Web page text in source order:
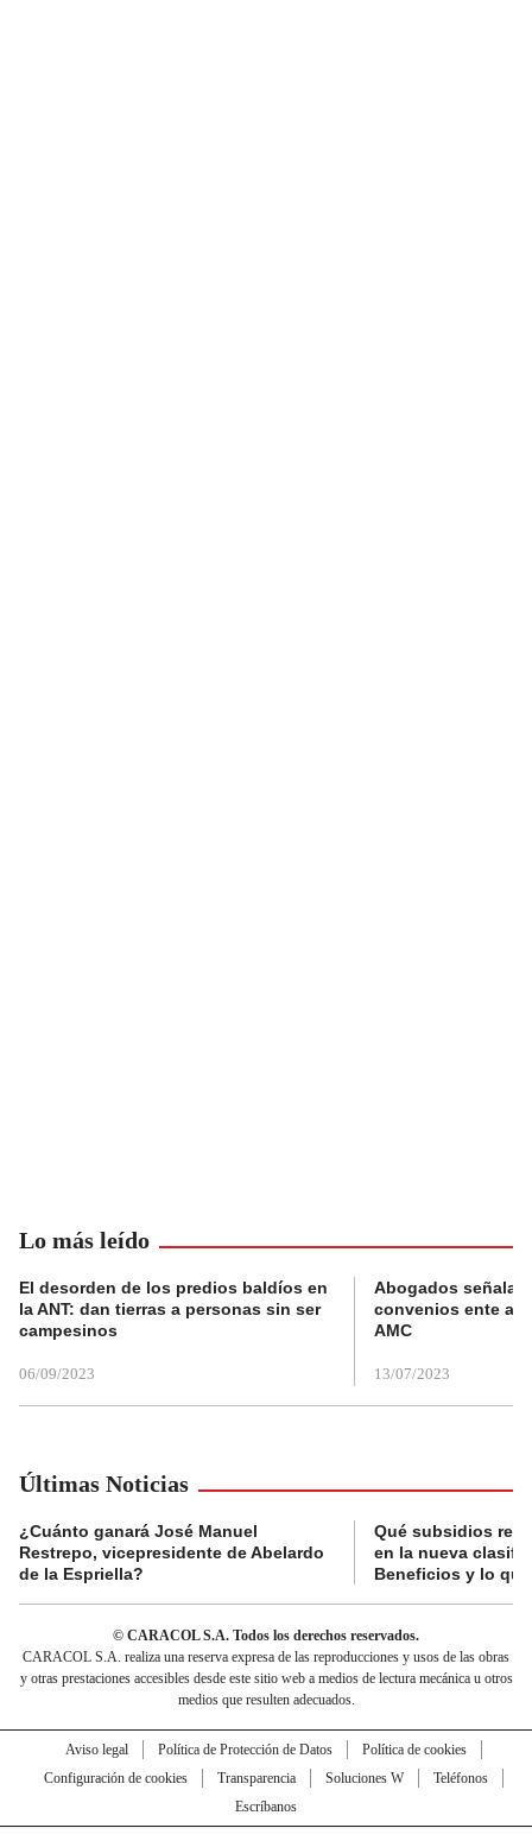
Lo más leído
El desorden de los predios baldíos en
la ANT: dan tierras a personas sin ser
campesinos
06/09/2023
Abogados
convenios ente
AMC
13/07/2023
Últimas Noticias
¿Cuánto ganará José Manuel
Restrepo, vicepresidente de Abelardo
de la Espriella?
Qué subsidios
en la nueva
Beneficios y lo
© CARACOL S.A. Todos los derechos reservados.
CARACOL S.A. realiza una reserva expresa de las reproducciones y usos de las obras
y otras prestaciones accesibles desde este sitio web a medios de lectura mecánica u otros
medios que resulten adecuados.
Aviso legal Política de Protección de Datos
Política de cookies
Configuración de cookies
Transparencia Soluciones W
Teléfonos
Escríbanos